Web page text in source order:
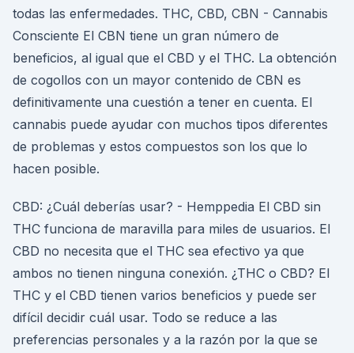
todas las enfermedades. THC, CBD, CBN - Cannabis
Consciente El CBN tiene un gran número de
beneficios, al igual que el CBD y el THC. La obtención
de cogollos con un mayor contenido de CBN es
definitivamente una cuestión a tener en cuenta. El
cannabis puede ayudar con muchos tipos diferentes
de problemas y estos compuestos son los que lo
hacen posible.
CBD: ¿Cuál deberías usar? - Hemppedia El CBD sin
THC funciona de maravilla para miles de usuarios. El
CBD no necesita que el THC sea efectivo ya que
ambos no tienen ninguna conexión. ¿THC o CBD? El
THC y el CBD tienen varios beneficios y puede ser
difícil decidir cuál usar. Todo se reduce a las
preferencias personales y a la razón por la que se